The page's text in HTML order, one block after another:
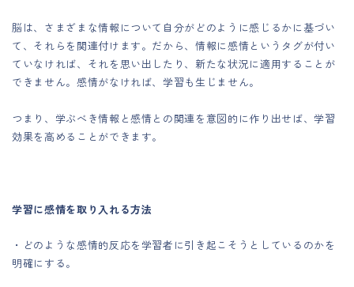
脳は、さまざまな情報について自分がどのように感じるかに基づい
て、それらを関連付けます。だから、情報に感情というタグが付い
ていなければ、それを思い出したり、新たな状況に適用することが
できません。感情がなければ、学習も生じません。
つまり、学ぶべき情報と感情との関連を意図的に作り出せば、学習
効果を高めることができます。
学習に感情を取り入れる方法
・どのような感情的反応を学習者に引き起こそうとしているのかを
明確にする。